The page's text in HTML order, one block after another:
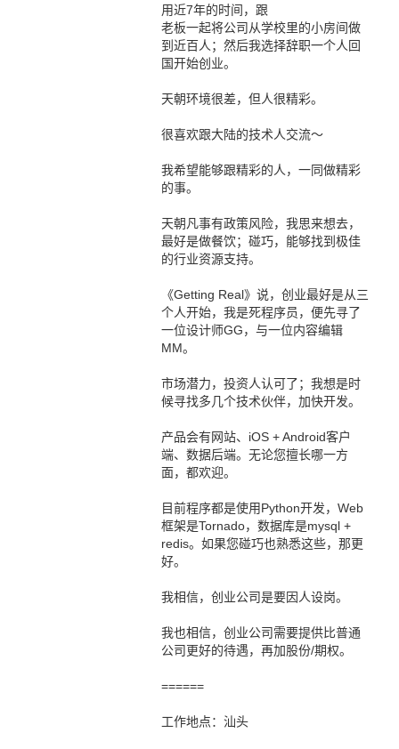
用近7年的时间，跟
老板一起将公司从学校里的小房间做
到近百人；然后我选择辞职一个人回
国开始创业。
天朝环境很差，但人很精彩。
很喜欢跟大陆的技术人交流～
我希望能够跟精彩的人，一同做精彩
的事。
天朝凡事有政策风险，我思来想去，
最好是做餐饮；碰巧，能够找到极佳
的行业资源支持。
《Getting Real》说，创业最好是从三
个人开始，我是死程序员，便先寻了
一位设计师GG，与一位内容编辑
MM。
市场潜力，投资人认可了；我想是时
候寻找多几个技术伙伴，加快开发。
产品会有网站、iOS + Android客户
端、数据后端。无论您擅长哪一方
面，都欢迎。
目前程序都是使用Python开发，Web
框架是Tornado，数据库是mysql +
redis。如果您碰巧也熟悉这些，那更
好。
我相信，创业公司是要因人设岗。
我也相信，创业公司需要提供比普通
公司更好的待遇，再加股份/期权。
======
工作地点：汕头